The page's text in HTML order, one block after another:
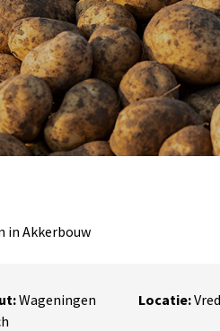
in Akkerbouw
Wageningen
Locatie: